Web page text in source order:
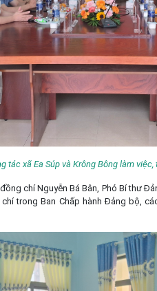
tác xã Ea Súp và Krông Bông làm
chí Nguyễn Bá Bân, Phó Bí thư
trong Ban Chấp hành Đảng bộ,